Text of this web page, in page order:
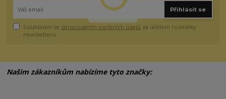
Přihlásit se
Souhlasím se zpracováním osobních údajů za účelem rozesílky
newsletteru.
Našim zákazníkům nabízíme tyto značky: